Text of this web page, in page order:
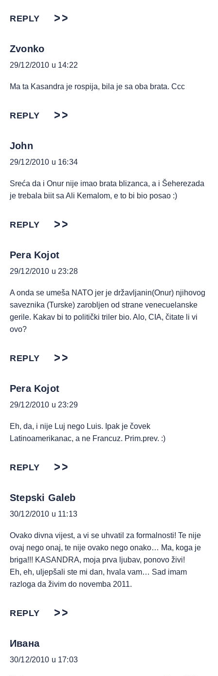
REPLY
Zvonko
29/12/2010 u 14:22
Ma ta Kasandra je rospija, bila je sa oba brata. Ccc
REPLY
John
29/12/2010 u 16:34
Sreća da i Onur nije imao brata blizanca, a i Šeherezada
je trebala biit sa Ali Kemalom, e to bi bio posao :)
REPLY
Pera Kojot
29/12/2010 u 23:28
A onda se umeša NATO jer je državljanin(Onur) njihovog
saveznika (Turske) zarobljen od strane venecuelanske
gerile. Kakav bi to politički triler bio. Alo, CIA, čitate li vi
ovo?
REPLY
Pera Kojot
29/12/2010 u 23:29
Eh, da, i nije Luj nego Luis. Ipak je čovek
Latinoamerikanac, a ne Francuz. Prim.prev. :)
REPLY
Stepski Galeb
30/12/2010 u 11:13
Ovako divna vijest, a vi se uhvatil za formalnosti! Te nije
ovaj nego onaj, te nije ovako nego onako… Ma, koga je
briga!!! KASANDRA, moja prva ljubav, ponovo živi!
Eh, eh, uljepšali ste mi dan, hvala vam… Sad imam
razloga da živim do novemba 2011.
REPLY
Ивана
30/12/2010 u 17:03